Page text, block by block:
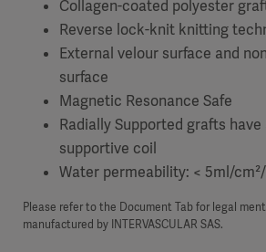
Collagen-coated polyester
Reverse lock-knit knitting
External velour surface and
surface
Magnetic Resonance Safe
Radially Supported grafts
supportive coil
Water permeability: < 5ml/
Please refer to the Document Tab for legal
manufactured by INTERVASCULAR SAS.